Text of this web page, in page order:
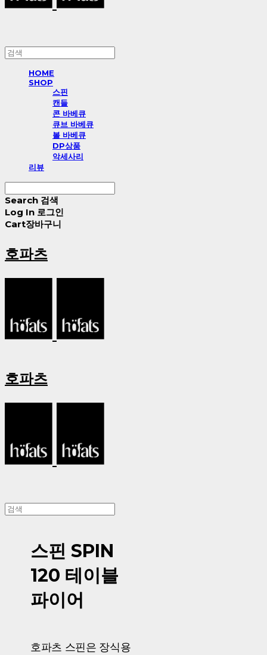
HOME
SHOP
스핀
캔들
콘 바베큐
큐브 바베큐
볼 바베큐
DP상품
악세사리
리뷰
Search 검색
Log In 로그인
Cart장바구니
호파츠
호파츠
스핀 SPIN
120 테이블
파이어
호파츠 스핀은 장식용